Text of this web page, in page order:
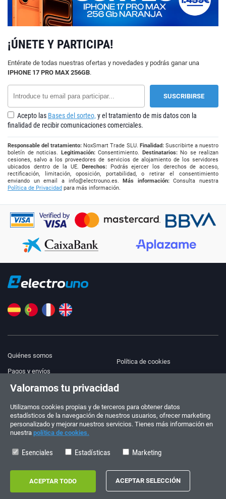
¡ÚNETE Y PARTICIPA!
Entérate de todas nuestras ofertas y novedades y podrás ganar una
IPHONE 17 PRO MAX 256GB.
Acepto las Bases del sorteo, y el tratamiento de mis datos con la
finalidad de recibir comunicaciones comerciales.
Responsable del tratamiento: NoxSmart Trade SLU. Finalidad:Suscribirte a nuestro
boletín de noticias. Legitimación:Consentimiento. Destinatarios:No se realizan
cesiones, salvo a los proveedores de servicios de alojamiento de los servidores
ubicados dentro de la UE.Derechos: Podrás ejercer los derechos de acceso,
rectificación, limitación, oposición, portabilidad, o retirar el consentimiento
enviando un email a info@electrouno.es.Más información:Consulta nuestra
Política de Privacidad para más información.
Quiénes somos
Pagos y envíos
Aviso legal
Política de privacidad
Política de cookies
+34 910 600 459
HORARIO DE VERANO
Lunes a viernes: 10:00 - 14:00
Valoramos tu privacidad
Utilizamos cookies propias y de terceros para obtener datos
estadísticos de la navegación de nuestros usuarios, ofrecer marketing
personalizado y mejorar nuestros servicios. Tienes más información en
nuestra política de cookies.
Esenciales Estadísticas Marketing